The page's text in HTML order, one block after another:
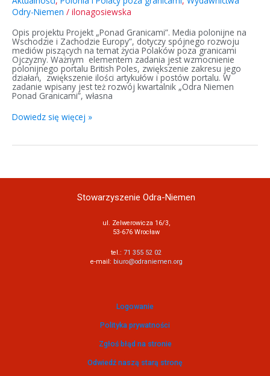
Odry-Niemen / ilonagosiewska
Opis projektu Projekt „Ponad Granicami”. Media polonijne na
Wschodzie i Zachodzie Europy”, dotyczy spójnego rozwoju
mediów piszących na temat życia Polaków poza granicami
Ojczyzny. Ważnym elementem zadania jest wzmocnienie
polonijnego portalu British Poles, zwiększenie zakresu jego
działań, zwiększenie ilości artykułów i postów portalu. W
zadanie wpisany jest też rozwój kwartalnik „Odra Niemen
Ponad Granicami”, własna
Dowiedz się więcej »
Stowarzyszenie Odra-Niemen
ul. Zelwerowicza 16/3,
53-676 Wrocław
tel.: 71 355 52 02
e-mail: biuro@odraniemen.org
Logowanie
Polityka prywatności
Zgłoś błąd na stronie
Odwiedź naszą starą stronę